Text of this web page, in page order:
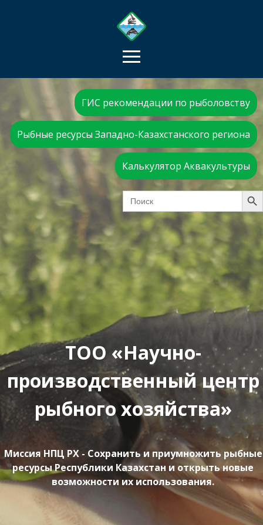
ГИС рекомендации по рыболовству
Рыбные ресурсы Западно-Казахстанского региона
Калькулятор Аквакультуры
Search
for:
Search
ТОО «Научно-
производственный центр
рыбного хозяйства»
Миссия НПЦ РХ - Сохранить и приумножить рыбные
ресурсы Республики Казахстан и открыть новые
возможности их использования.